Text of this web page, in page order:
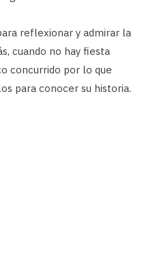
reflexionar y admirar la
cuando no hay fiesta
concurrido por lo que
para conocer su historia.